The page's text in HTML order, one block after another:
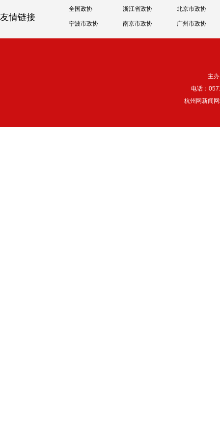
友情链接
全国政协 浙江省政协 北京市政协
宁波市政协 南京市政协 广州市政协
主
电话：
杭州网新闻